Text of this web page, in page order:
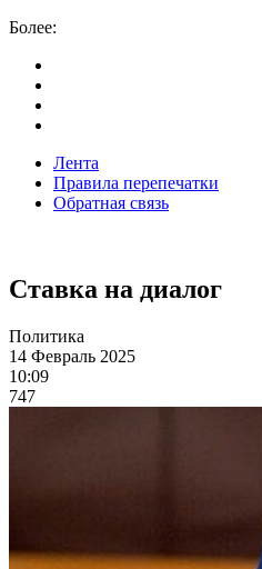
Более:
Лента
Правила перепечатки
Обратная связь
Ставка на диалог
Политика
14 Февраль 2025
10:09
747